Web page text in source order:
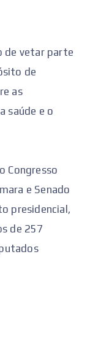
de vetar parte
de
as
saúde e o
Congresso
e Senado
presidencial,
de 257